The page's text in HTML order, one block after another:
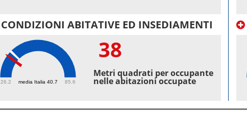
CONDIZIONI ABITATIVE ED INSEDIAMENTI
media Italia 40.7
26.2 85.6
38
Metri quadrati per occupante
nelle abitazioni occupate